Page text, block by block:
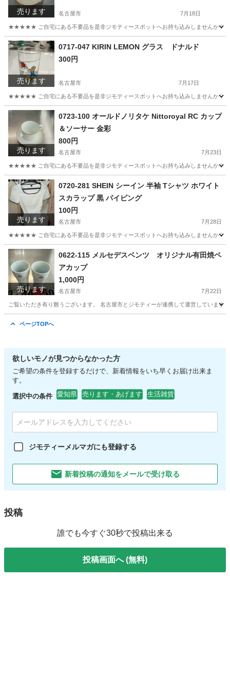
売ります 名古屋市 7月18日
★★★★★ ご自宅にある不要品を是非ジモティースポットへお持ち込みしませんか？
愛知 名古屋市
売ります
0717-047 KIRIN LEMON グラス ドナルド
300円
名古屋市 7月17日
★★★★★ ご自宅にある不要品を是非ジモティースポットへお持ち込みしませんか？
愛知 名古屋市 LEMON
売ります
0723-100 オールドノリタケ Nittoroyal RC カップ
＆ソーサー 金彩
800円
名古屋市 7月23日
★★★★★ ご自宅にある不要品を是非ジモティースポットへお持ち込みしませんか？
愛知 名古屋市
売ります
0720-281 SHEIN シーイン 半袖 Tシャツ ホワイト
スカラップ 黒 パイピング
100円
名古屋市 7月28日
★★★★★ ご自宅にある不要品を是非ジモティースポットへお持ち込みしませんか？
愛知 名古屋市 シーイン
売ります
0622-115 メルセデスベンツ オリジナル有田焼ペ
アカップ
1,000円
名古屋市 7月22日
ご覧いただき有り難うございます。 名古屋市とジモティーが連携して運営してい
ページTOPへ
欲しいモノが見つからなかった方
ご希望の条件を登録するだけで、新着情報をいち早くお届け出来ま
す。
選択中の条件 愛知県 売ります・あげます 生活雑貨
ジモティーメルマガにも登録する
新着投稿の通知をメールで受け取る
投稿
誰でも今すぐ30秒で投稿出来る
投稿画面へ (無料)